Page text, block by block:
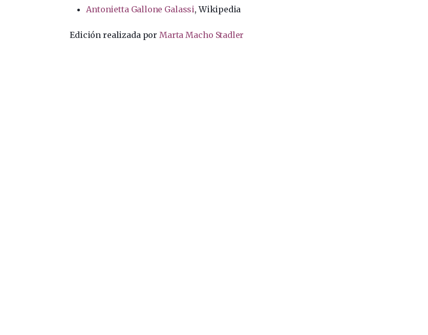
Antonietta Gallone Galassi, Wikipedia
Edición realizada por Marta Macho Stadler